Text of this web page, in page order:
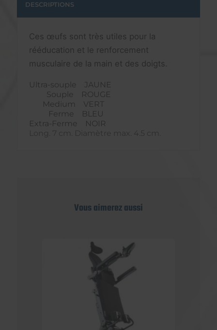
DESCRIPTIONS
Ces œufs sont très utiles pour la
rééducation et le renforcement
musculaire de la main et des doigts.
Ultra-souple JAUNE
Souple ROUGE
Medium VERT
Ferme BLEU
Extra-Ferme NOIR
Vous aimerez aussi